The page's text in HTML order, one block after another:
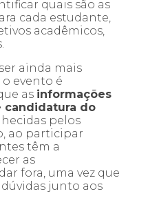
quais são as
cada estudante,
acadêmicos,
ainda mais
evento é
as informações
candidatura do
pelos
ao participar
têm a
as
fora, uma vez que
junto aos